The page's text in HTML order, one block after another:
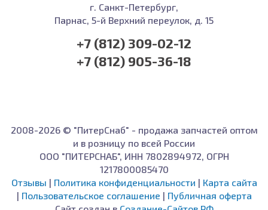
г. Санкт-Петербург,
Парнас, 5-й Верхний переулок, д. 15
+7 (812) 309-02-12
+7 (812) 905-36-18
2008-2026 © "ПитерСнаб" - продажа запчастей оптом
и в розницу по всей России
ООО "ПИТЕРСНАБ", ИНН 7802894972, ОГРН
1217800085470
Отзывы | Политика конфиденциальности | Карта сайта
| Пользовательское соглашение | Публичная оферта